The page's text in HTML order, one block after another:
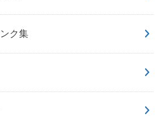
ク集